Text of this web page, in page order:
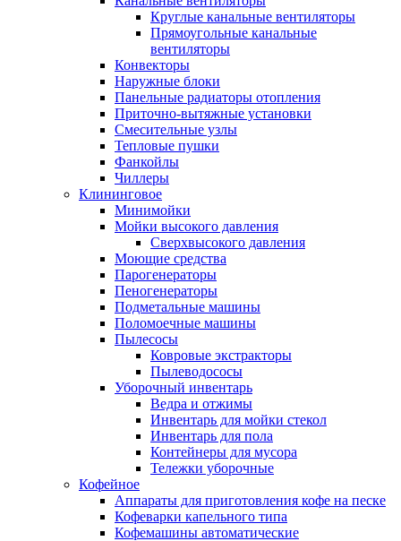
Круглые канальные вентиляторы
Прямоугольные канальные
вентиляторы
Конвекторы
Наружные блоки
Панельные радиаторы отопления
Приточно-вытяжные установки
Смесительные узлы
Тепловые пушки
Фанкойлы
Чиллеры
Клининговое
Минимойки
Мойки высокого давления
Сверхвысокого давления
Моющие средства
Парогенераторы
Пеногенераторы
Подметальные машины
Поломоечные машины
Пылесосы
Ковровые экстракторы
Пылеводососы
Уборочный инвентарь
Ведра и отжимы
Инвентарь для мойки стекол
Инвентарь для пола
Контейнеры для мусора
Тележки уборочные
Кофейное
Аппараты для приготовления кофе на песке
Кофеварки капельного типа
Кофемашины автоматические